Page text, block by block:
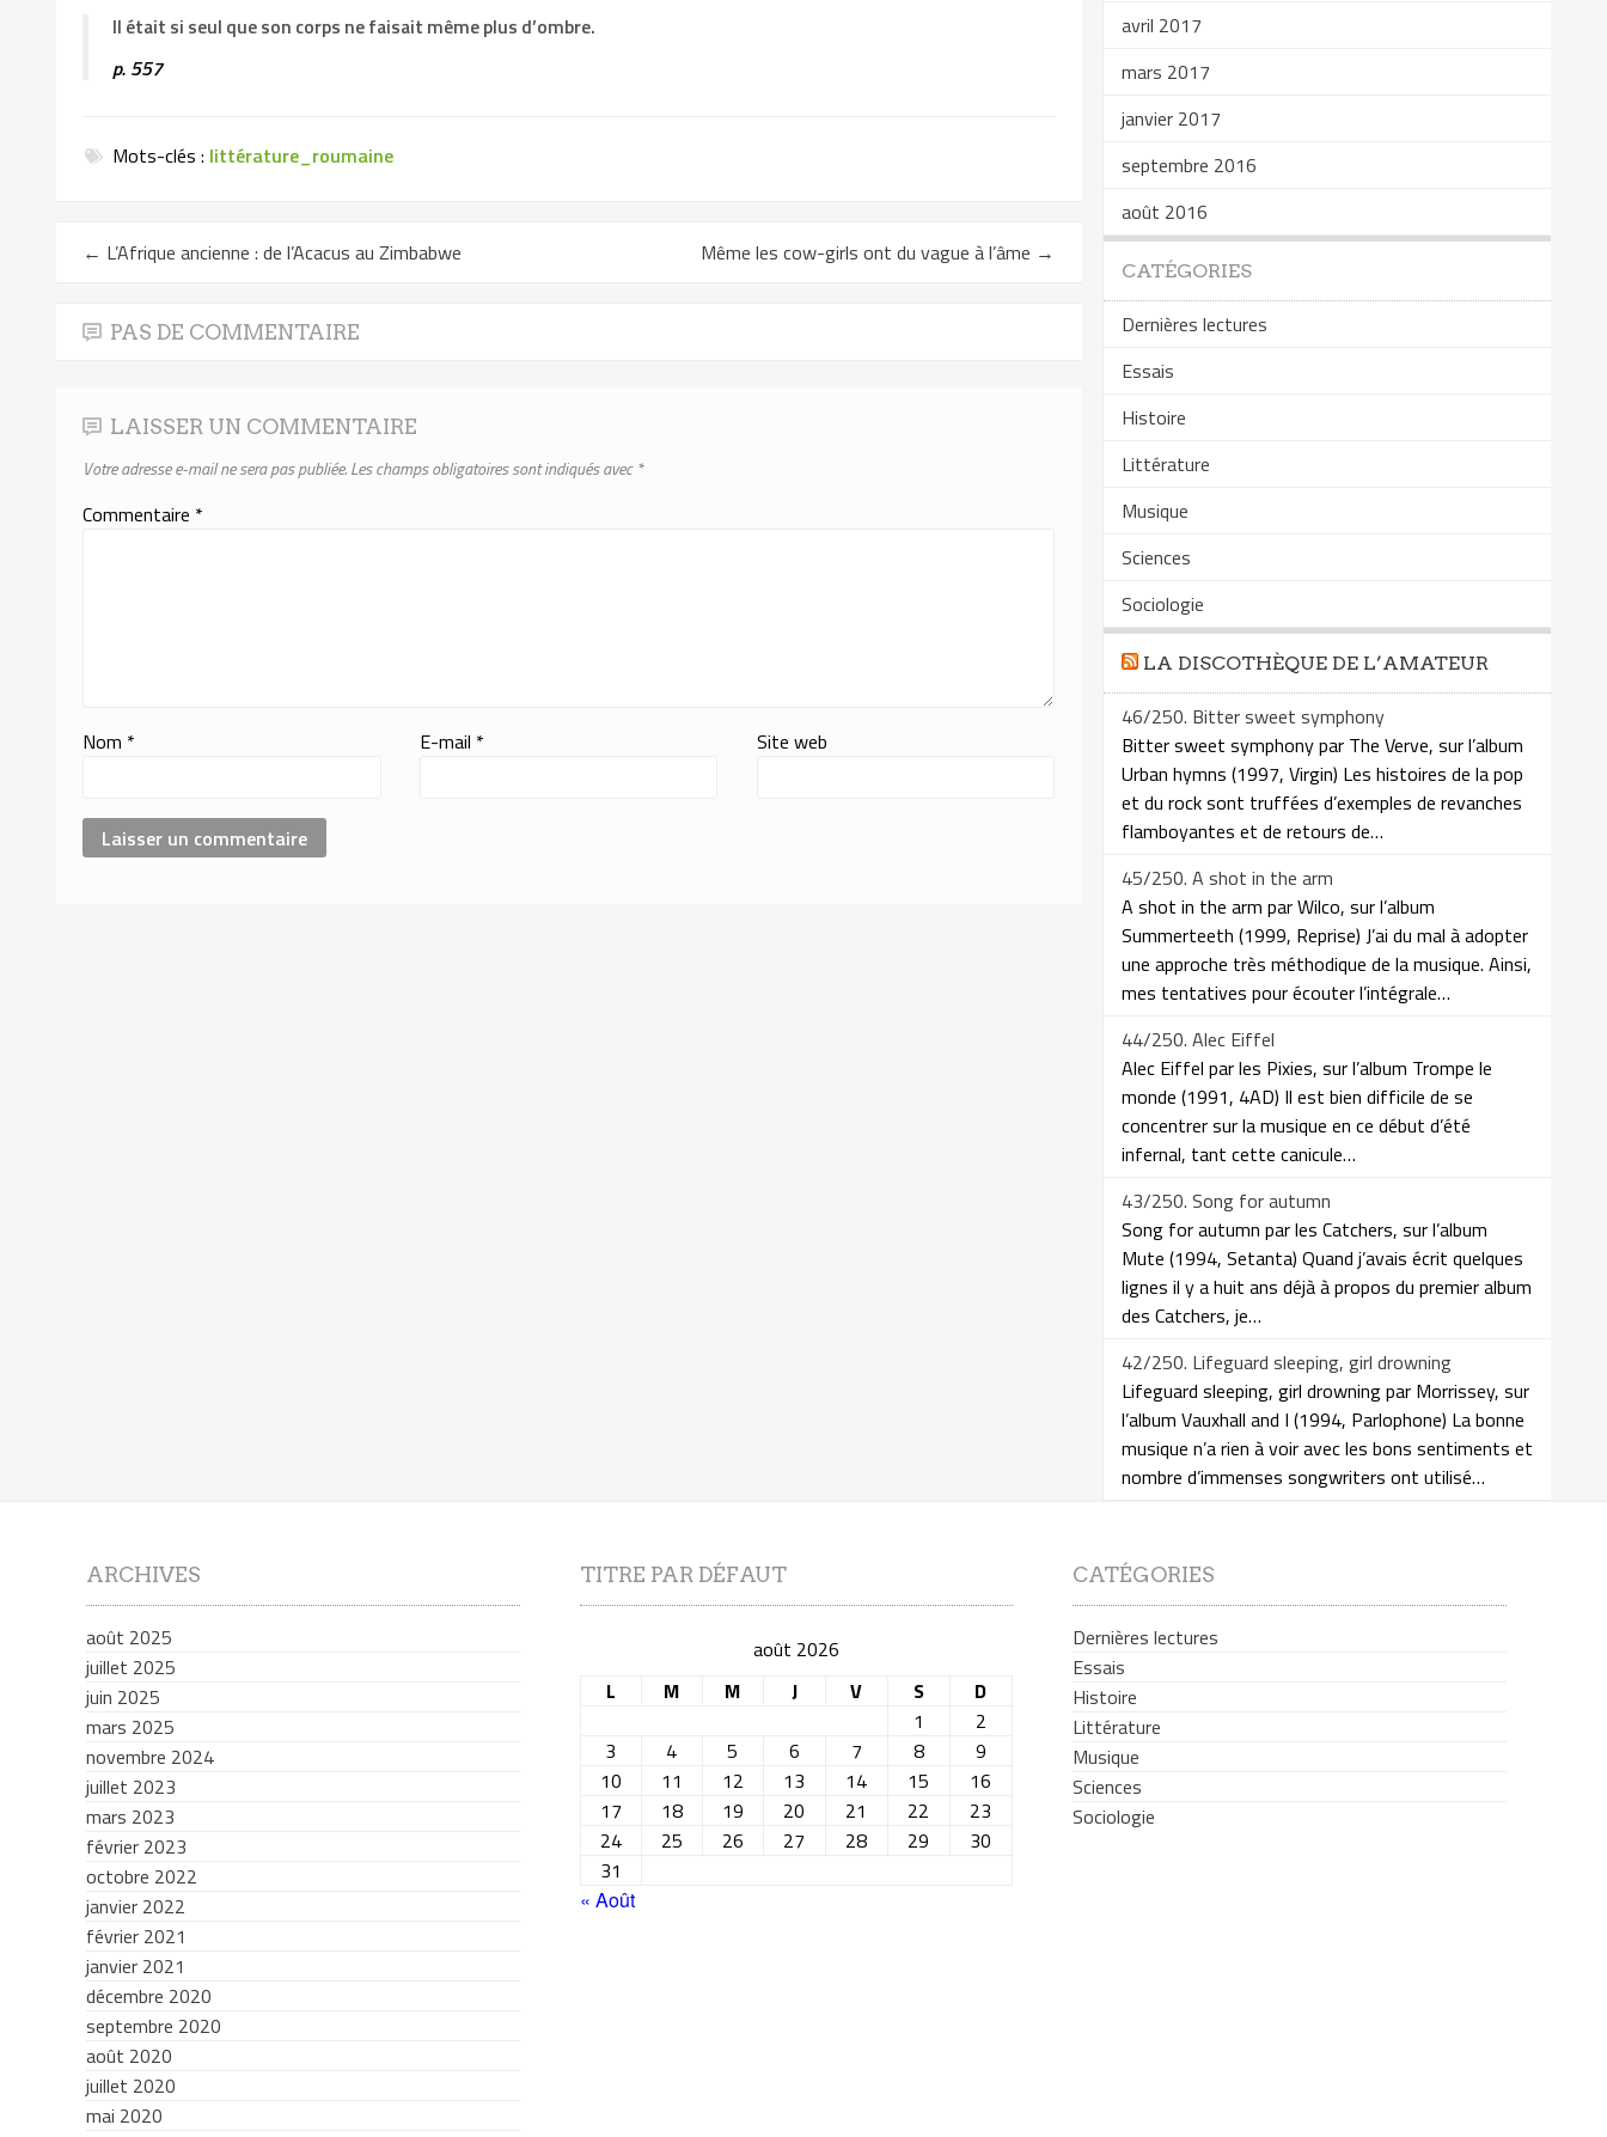
Il était si seul que son corps ne faisait même plus d’ombre.
p. 557
Mots-clés : littérature_roumaine
← L’Afrique ancienne : de l’Acacus au Zimbabwe Même les cow-girls ont du vague à l’âme →
PAS DE COMMENTAIRE
LAISSER UN COMMENTAIRE
Votre adresse e-mail ne sera pas publiée.Les champs obligatoires sont indiqués avec*
Commentaire *
Nom * E-mail * Site web
avril 2017
mars 2017
janvier 2017
septembre 2016
août 2016
CATÉGORIES
Dernières lectures
Essais
Histoire
Littérature
Musique
Sciences
Sociologie
LA DISCOTHÈQUE DE L’AMATEUR
46/250. Bitter sweet symphony
Bitter sweet symphony par The Verve, sur l’album
Urban hymns (1997, Virgin) Les histoires de la pop
et du rock sont truffées d’exemples de revanches
flamboyantes et de retours de…
45/250. A shot in the arm
A shot in the arm par Wilco, sur l’album
Summerteeth (1999, Reprise) J’ai du mal à adopter
une approche très méthodique de la musique. Ainsi,
mes tentatives pour écouter l’intégrale…
44/250. Alec Eiffel
Alec Eiffel par les Pixies, sur l’album Trompe le
monde (1991, 4AD) Il est bien difficile de se
concentrer sur la musique en ce début d’été
infernal, tant cette canicule…
43/250. Song for autumn
Song for autumn par les Catchers, sur l’album
Mute (1994, Setanta) Quand j’avais écrit quelques
lignes il y a huit ans déjà à propos du premier album
des Catchers, je…
42/250. Lifeguard sleeping, girl drowning
Lifeguard sleeping, girl drowning par Morrissey, sur
l’album Vauxhall and I (1994, Parlophone) La bonne
musique n’a rien à voir avec les bons sentiments et
nombre d’immenses songwriters ont utilisé…
ARCHIVES
août 2025
juillet 2025
juin 2025
mars 2025
novembre 2024
juillet 2023
mars 2023
février 2023
octobre 2022
janvier 2022
février 2021
janvier 2021
décembre 2020
septembre 2020
août 2020
juillet 2020
mai 2020
TITRE PAR DÉFAUT
août 2026
L
M M J V S
D
1
2
3
4 5 6 7 8
9
10
11 12 13 14 15
16
17
18 19 20 21 22
23
24
25 26 27 28 29
30
31
« Août
CATÉGORIES
Dernières lectures
Essais
Histoire
Littérature
Musique
Sciences
Sociologie